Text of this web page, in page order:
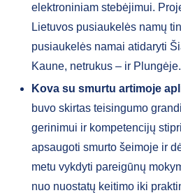
elektroniniam stebėjimui.
Lietuvos pusiaukelės namų
pusiaukelės namai atidaryti
Kaune, netrukus – ir Plungėje.
Kova su smurtu artimoje
buvo skirtas teisingumo
gerinimui ir kompetencijų
apsaugoti smurto šeimoje ir
metu vykdyti pareigūnų
nuo nuostatų keitimo iki